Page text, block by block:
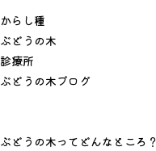
から し種
ぶ ど う の木
診療所
ぶ ど う の木ブロ グ
ぶどうの木ってどんなところ？